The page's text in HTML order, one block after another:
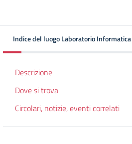
Indice del luogo Laboratorio Informatica
Descrizione
Dove si trova
Circolari, notizie, eventi correlati